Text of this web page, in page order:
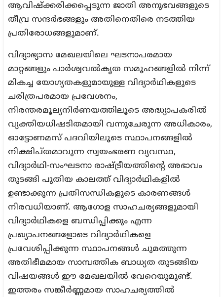
ആവിഷ്ക്കരിക്കപ്പെടുന്ന ജാതി അനുഭവങ്ങളുടെ
തീവ്ര സന്ദർഭങ്ങളും അതിനെതിരെ നടത്തിയ
പ്രതിരോധങ്ങളുമാണ്.
വിദ്യാഭ്യാസ മേഖലയിലെ ഘടനാപരമായ
മാറ്റങ്ങളും പാർശ്വവൽകൃത സമൂഹങ്ങളിൽ നിന്ന്
മികച്ച യോഗ്യതകളുമായുള്ള വിദ്യാർഥികളുടെ
ചരിത്രപരമായ പ്രവേശനം,
നിരന്തരമൂല്യനിർണയത്തിലൂടെ അദ്ധ്യാപകരിൽ
വ്യക്തിയധിഷടിതമായി വന്നുചേരുന്ന അധികാരം,
ഓട്ടോണമസ് പദവിയിലൂടെ സ്ഥാപനങ്ങളിൽ
നിക്ഷിപ്തമാവുന്ന സ്വയംഭരണ വ്യവസ്ഥ,
വിദ്യാർഥി-സംഘടനാ രാഷ്ട്രീയത്തിന്റെ അഭാവം
തുടങ്ങി പുതിയ കാലത്ത് വിദ്യാർഥികളിൽ
ഉണ്ടാക്കുന്ന പ്രതിസന്ധികളുടെ കാരണങ്ങൾ
നിരവധിയാണ്. ആഗോള സാഹചര്യങ്ങളുമായി
വിദ്യാർഥികളെ ബന്ധിപ്പിക്കും എന്ന
പ്രഖ്യാപനങ്ങളോടെ വിദ്യാർഥികളെ
പ്രവേശിപ്പിക്കുന്ന സ്ഥാപനങ്ങൾ ചുമത്തുന്ന
അതിഭീമമായ സാമ്പത്തിക ബാധ്യത തുടങ്ങിയ
വിഷയങ്ങൾ ഈ മേഖലയിൽ വേറെയുമുണ്ട്.
ഇത്തരം സങ്കീർണ്ണമായ സാഹചര്യത്തിൽ